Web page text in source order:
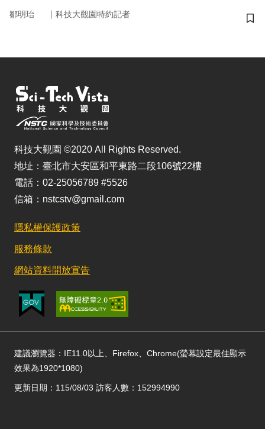
鄒明珆 ｜ 科技大觀園特約記者
儲
科技大觀園 ©2020 All Rights Reserved.
地址：臺北市大安區和平東路二段106號22樓
電話：02-25056789 #5526
信箱：nstcstv@gmail.com
隱私權保護政策
服務條款
網站資料開放宣告
建議瀏覽器：IE11.0以上、Firefox、Chrome(螢幕設定最佳顯示
效果為1920*1080)
更新日期：115/08/03 訪客人數：152994990